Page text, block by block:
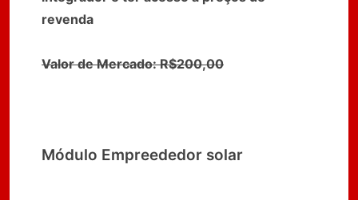
revenda
Valor de Mercado: R$200,00
Módulo Empreededor solar